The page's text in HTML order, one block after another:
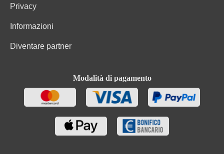
Privacy
Informazioni
Diventare partner
Modalità di pagamento